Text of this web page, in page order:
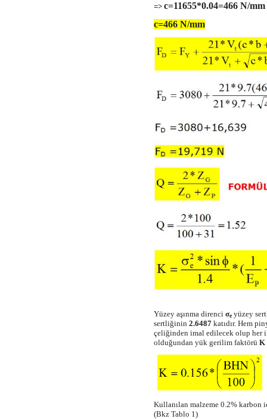
=> c=11655*0.04=466 N/mm
c=466 N/mm
Yüzey aşınma direnci σeyüzey
sertliğinin 2.6487 katıdır. Hem
çeliğinden imal edilecek olup her
olduğundan yük gerilim faktörü K
Kullanılan malzeme 0.2%
(Bkz Tablo 1)